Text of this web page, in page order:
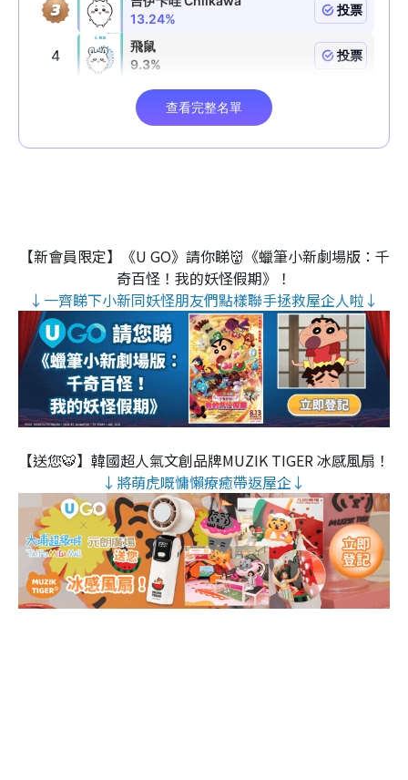
【新會員限定】《U GO》請你睇👹《蠟筆小新劇場版：千
奇百怪！我的妖怪假期》！
↓一齊睇下小新同妖怪朋友們點樣聯手拯救屋企人啦↓
【送您🐯】韓國超人氣文創品牌MUZIK TIGER 冰感風扇！
↓將萌虎嘅慵懶療癒帶返屋企↓